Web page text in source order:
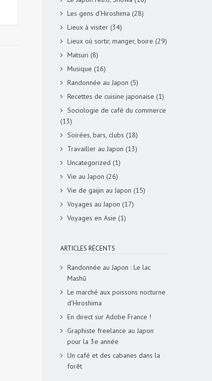
Les gens d'Hiroshima (28)
Lieux à visiter (34)
Lieux où sortir, manger, boire (29)
Matsuri (8)
Musique (16)
Randonnée au Japon (5)
Recettes de cuisine japonaise (1)
Sociologie de café du commerce
(13)
Soirées, bars, clubs (18)
Travailler au Japon (13)
Uncategorized (1)
Vie au Japon (26)
Vie de gaijin au Japon (15)
Voyages au Japon (17)
Voyages en Asie (1)
ARTICLES RÉCENTS
Randonnée au Japon : Le lac
Mashū
Le marché aux poissons nocturne
d’Hiroshima
En direct sur Adobe France !
Graphiste freelance au Japon
pour la 3e année
Un café et des cabanes dans la
forêt